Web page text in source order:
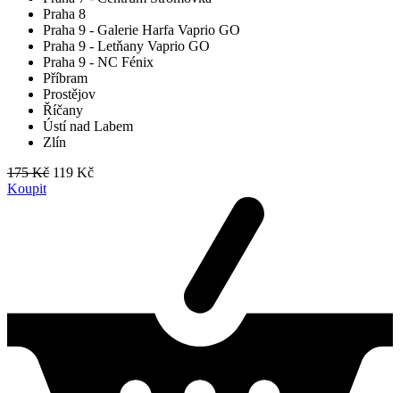
Praha 8
Praha 9 - Galerie Harfa Vaprio GO
Praha 9 - Letňany Vaprio GO
Praha 9 - NC Fénix
Příbram
Prostějov
Říčany
Ústí nad Labem
Zlín
175 Kč 119 Kč
Koupit